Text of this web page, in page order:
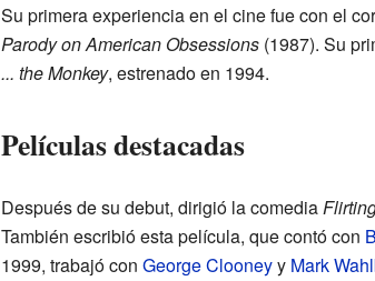
Su primera experiencia en el cine fue con el
Parody on American Obsessions(1987). Su
... the Monkey, estrenado en 1994.
Películas destacadas
Después de su debut, dirigió la comedia
También escribió esta película, que contó con
1999, trabajó con George Clooneyy Mark